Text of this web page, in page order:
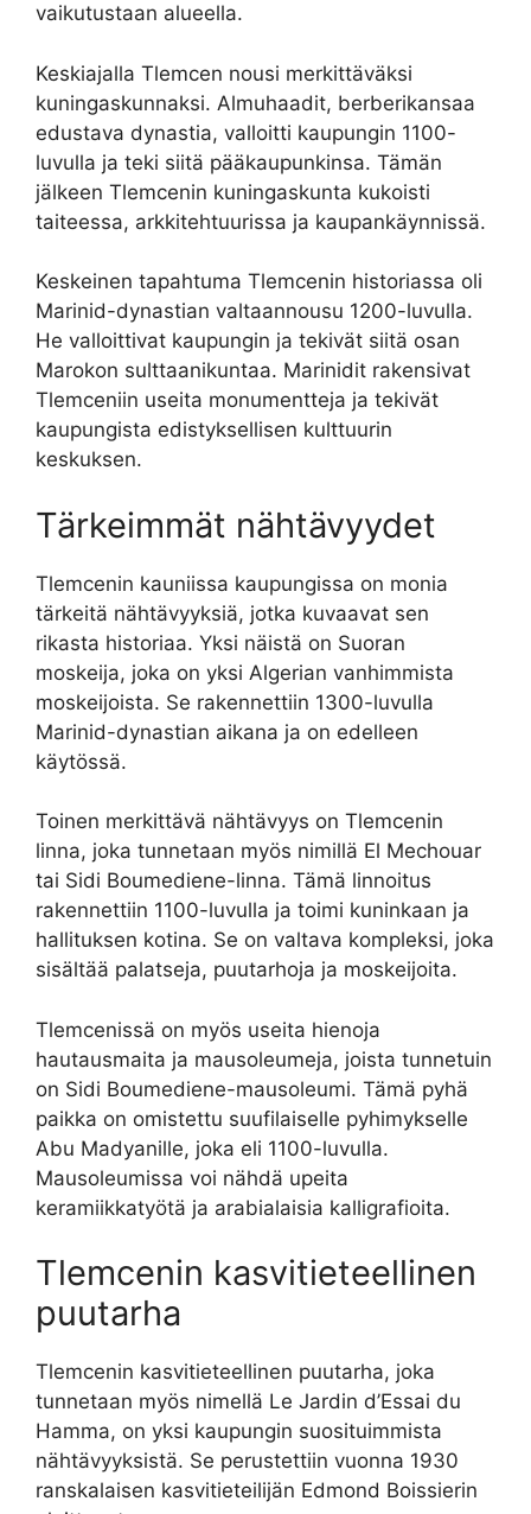
vaikutustaan alueella.
Keskiajalla Tlemcen nousi merkittäväksi
kuningaskunnaksi. Almuhaadit, berberikansaa
edustava dynastia, valloitti kaupungin 1100-
luvulla ja teki siitä pääkaupunkinsa. Tämän
jälkeen Tlemcenin kuningaskunta kukoisti
taiteessa, arkkitehtuurissa ja kaupankäynnissä.
Keskeinen tapahtuma Tlemcenin historiassa oli
Marinid-dynastian valtaannousu 1200-luvulla.
He valloittivat kaupungin ja tekivät siitä osan
Marokon sulttaanikuntaa. Marinidit rakensivat
Tlemceniin useita monumentteja ja tekivät
kaupungista edistyksellisen kulttuurin
keskuksen.
Tärkeimmät nähtävyydet
Tlemcenin kauniissa kaupungissa on monia
tärkeitä nähtävyyksiä, jotka kuvaavat sen
rikasta historiaa. Yksi näistä on Suoran
moskeija, joka on yksi Algerian vanhimmista
moskeijoista. Se rakennettiin 1300-luvulla
Marinid-dynastian aikana ja on edelleen
käytössä.
Toinen merkittävä nähtävyys on Tlemcenin
linna, joka tunnetaan myös nimillä El Mechouar
tai Sidi Boumediene-linna. Tämä linnoitus
rakennettiin 1100-luvulla ja toimi kuninkaan ja
hallituksen kotina. Se on valtava kompleksi, joka
sisältää palatseja, puutarhoja ja moskeijoita.
Tlemcenissä on myös useita hienoja
hautausmaita ja mausoleumeja, joista tunnetuin
on Sidi Boumediene-mausoleumi. Tämä pyhä
paikka on omistettu suufilaiselle pyhimykselle
Abu Madyanille, joka eli 1100-luvulla.
Mausoleumissa voi nähdä upeita
keramiikkatyötä ja arabialaisia kalligrafioita.
Tlemcenin kasvitieteellinen
puutarha
Tlemcenin kasvitieteellinen puutarha, joka
tunnetaan myös nimellä Le Jardin d’Essai du
Hamma, on yksi kaupungin suosituimmista
nähtävyyksistä. Se perustettiin vuonna 1930
ranskalaisen kasvitieteilijän Edmond Boissierin